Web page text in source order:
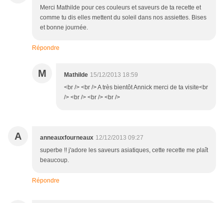
Merci Mathilde pour ces couleurs et saveurs de ta recette et
comme tu dis elles mettent du soleil dans nos assiettes. Bises
et bonne journée.
Répondre
M Mathilde 15/12/2013 18:59
<br /> <br /> A très bientôt Annick merci de ta visite<br
/> <br /> <br /> <br />
A anneauxfourneaux 12/12/2013 09:27
superbe !! j'adore les saveurs asiatiques, cette recette me plaît
beaucoup.
Répondre